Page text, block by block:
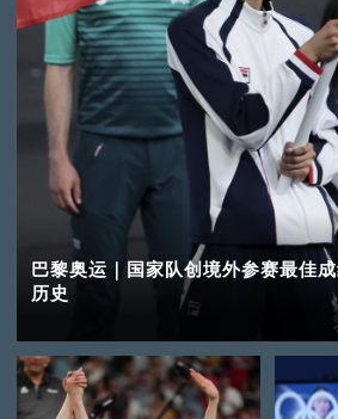
巴黎奥运｜国家队创境外参赛最佳
历史